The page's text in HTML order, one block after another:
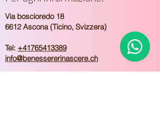
Via boscioredo 18
6612 Ascona (Ticino, Svizzera)
Tel: +41765413389
info@benessererinascere.ch